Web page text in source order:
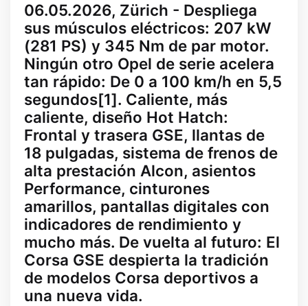
06.05.2026, Zürich - Despliega
sus músculos eléctricos: 207 kW
(281 PS) y 345 Nm de par motor.
Ningún otro Opel de serie acelera
tan rápido: De 0 a 100 km/h en 5,5
segundos[1]. Caliente, más
caliente, diseño Hot Hatch:
Frontal y trasera GSE, llantas de
18 pulgadas, sistema de frenos de
alta prestación Alcon, asientos
Performance, cinturones
amarillos, pantallas digitales con
indicadores de rendimiento y
mucho más. De vuelta al futuro: El
Corsa GSE despierta la tradición
de modelos Corsa deportivos a
una nueva vida.